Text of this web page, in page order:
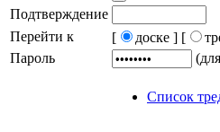
Подтверждение
Перейти к
[ доске ] [
Пароль
Список